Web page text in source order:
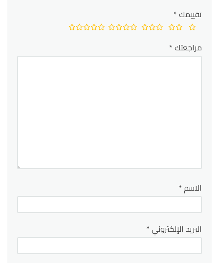
تقييمك*
مراجعتك*
الاسم*
البريد الإلكتروني*